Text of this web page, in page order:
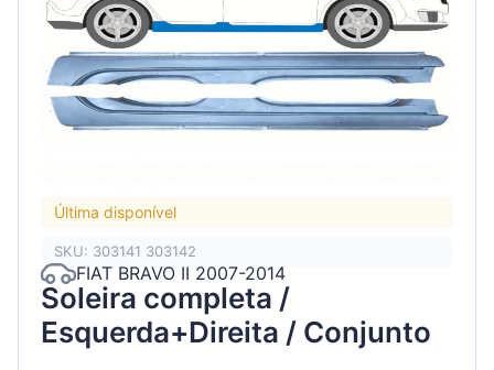
Última disponível
SKU: 303141 303142
FIAT BRAVO II 2007-2014
Soleira completa /
Esquerda+Direita / Conjunto